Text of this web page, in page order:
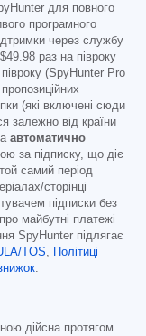
для повного
програмного
через службу
$49.98 раз на півроку
(SpyHunter Pro
(які включені сюди
залежно від країни
автоматично
за підписку, що діє
самий період
сторінці
підписки без
майбутні платежі
SpyHunter підлягає
TOS
Політиці
дійсна протягом